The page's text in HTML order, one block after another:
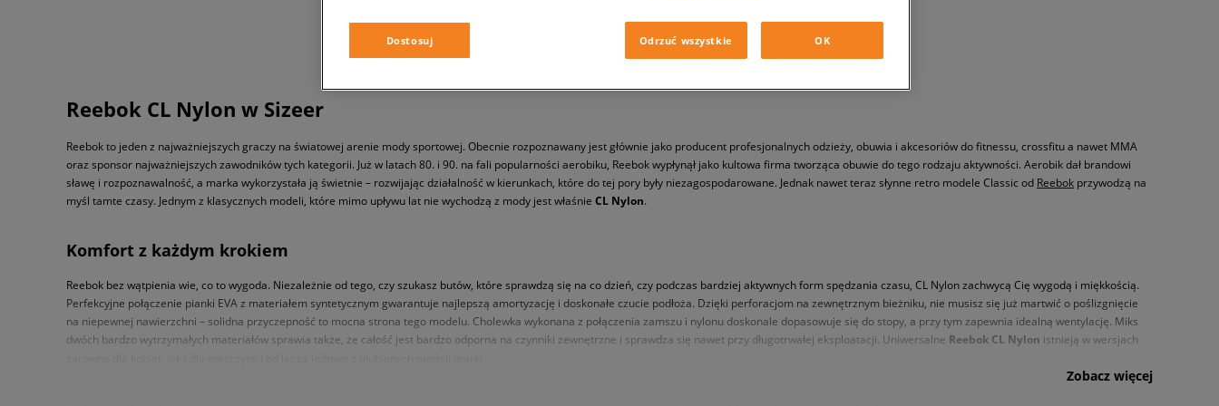
Reebok CL Nylon w Sizeer
Reebok to jeden z najważniejszych graczy na światowej arenie mody sportowej. Obecnie rozpoznawany jest głównie jako producent profesjonalnych odzieży, obuwia i akcesoriów do fitnessu, crossfitu a nawet MMA
oraz sponsor najważniejszych zawodników tych kategorii. Już w latach 80. i 90. na fali popularności aerobiku, Reebok wypłynął jako kultowa firma tworząca obuwie do tego rodzaju aktywności. Aerobik dał brandowi
sławę i rozpoznawalność, a marka wykorzystała ją świetnie – rozwijając działalność w kierunkach, które do tej pory były niezagospodarowane. Jednak nawet teraz słynne retro modele Classic od Reebok przywodzą na
myśl tamte czasy. Jednym z klasycznych modeli, które mimo upływu lat nie wychodzą z mody jest właśnie CL Nylon.
Komfort z każdym krokiem
Reebok bez wątpienia wie, co to wygoda. Niezależnie od tego, czy szukasz butów, które sprawdzą się na co dzień, czy podczas bardziej aktywnych form spędzania czasu, CL Nylon zachwycą Cię wygodą i miękkością.
Perfekcyjne połączenie pianki EVA z materiałem syntetycznym gwarantuje najlepszą amortyzację i doskonałe czucie podłoża. Dzięki perforacjom na zewnętrznym bieżniku, nie musisz się już martwić o poślizgnięcie
na niepewnej nawierzchni – solidna przyczepność to mocna strona tego modelu. Cholewka wykonana z połączenia zamszu i nylonu doskonale dopasowuje się do stopy, a przy tym zapewnia idealną wentylację. Miks
dwóch bardzo wytrzymałych materiałów sprawia także, że całość jest bardzo odporna na czynniki zewnętrzne i sprawdza się nawet przy długotrwałej eksploatacji. Uniwersalne Reebok CL Nylon istnieją w wersjach
Zobacz więcej
Dostosuj Odrzuć wszystkie OK